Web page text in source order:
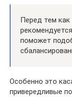
Перед тем как
поможет
Особенно это
привередливые